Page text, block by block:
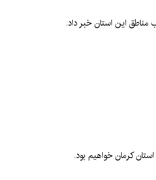
مناطق این استان خبر داد.
کرمان خواهیم بود.